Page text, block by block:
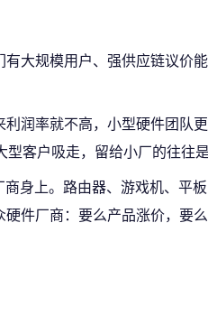
大规模用户、强供应链议价
润率就不高，小型硬件团队
客户吸走，留给小厂的往往
身上。路由器、游戏机、平
件厂商：要么产品涨价，要